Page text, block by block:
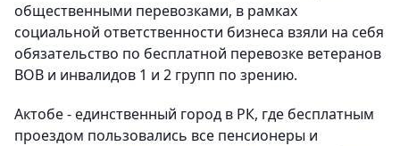
общественными перевозками, в рамках
социальной ответственности бизнеса взяли на себя
обязательство по бесплатной перевозке ветеранов
ВОВ и инвалидов 1 и 2 групп по зрению.
Актобе - единственный город в РК, где бесплатным
проездом пользовались все пенсионеры и